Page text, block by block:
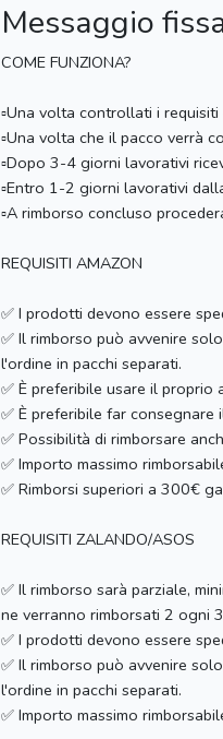
Messaggio
COME FUNZIONA?
▫️Una volta controllati i
▫️Una volta che il pacco verrà
▫️Dopo 3-4 giorni lavorativi
▫️Entro 1-2 giorni lavorativi
▫️A rimborso concluso
REQUISITI AMAZON
✅ I prodotti devono essere
✅ Il rimborso può avvenire
l'ordine in pacchi separati.
✅ È preferibile usare il proprio
✅ È preferibile far
✅ Possibilità di rimborsare
✅ Importo massimo
✅ Rimborsi superiori a 300€
REQUISITI ZALANDO/ASOS
✅ Il rimborso sarà parziale,
ne verranno rimborsati 2 ogni
✅ I prodotti devono essere
✅ Il rimborso può avvenire
l'ordine in pacchi separati.
✅ Importo massimo